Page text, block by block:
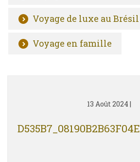
Voyage de luxe au Brésil
Voyage en famille
13 Août 2024 |